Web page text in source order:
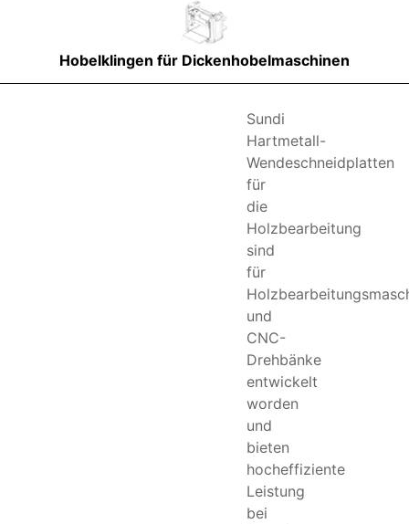
Hobelklingen für Dickenhobelmaschinen
Sundi
Hartmetall-
Wendeschneidplatten
für
die
Holzbearbeitung
sind
für
und
CNC-
Drehbänke
entwickelt
worden
und
bieten
hocheffiziente
Leistung
bei